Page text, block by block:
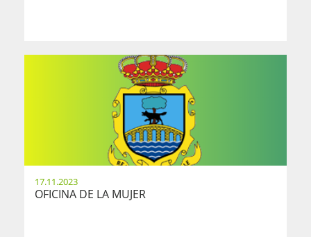
17.11.2023
OFICINA DE LA MUJER